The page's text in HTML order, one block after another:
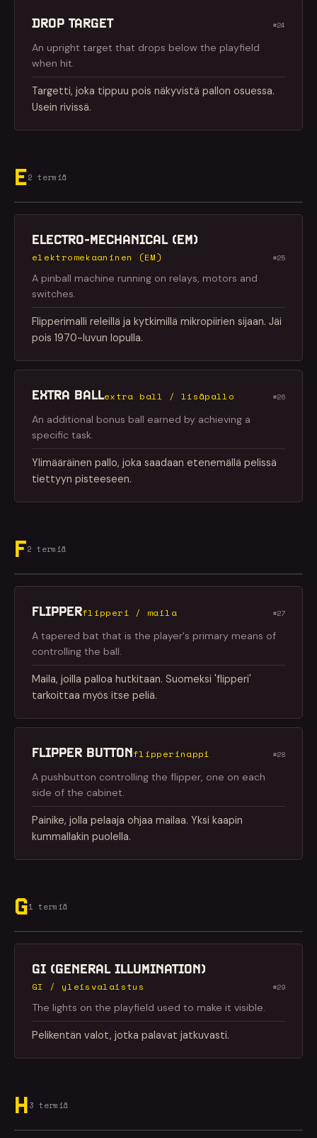
DROP TARGET #24
An upright target that drops below the playfield
when hit.
Targetti, joka tippuu pois näkyvistä pallon osuessa.
Usein rivissä.
E2 termiä
ELECTRO-MECHANICAL (EM)
elektromekaaninen (EM) #25
A pinball machine running on relays, motors and
switches.
Flipperimalli releillä ja kytkimillä mikropiirien sijaan. Jäi
pois 1970-luvun lopulla.
EXTRA BALLextra ball / lisäpallo #26
An additional bonus ball earned by achieving a
specific task.
Ylimääräinen pallo, joka saadaan etenemällä pelissä
tiettyyn pisteeseen.
F2 termiä
FLIPPERflipperi / maila #27
A tapered bat that is the player's primary means of
controlling the ball.
Maila, joilla palloa hutkitaan. Suomeksi 'flipperi'
tarkoittaa myös itse peliä.
FLIPPER BUTTONflipperinappi #28
A pushbutton controlling the flipper, one on each
side of the cabinet.
Painike, jolla pelaaja ohjaa mailaa. Yksi kaapin
kummallakin puolella.
G1 termiä
GI (GENERAL ILLUMINATION)
GI / yleisvalaistus #29
The lights on the playfield used to make it visible.
Pelikentän valot, jotka palavat jatkuvasti.
H3 termiä